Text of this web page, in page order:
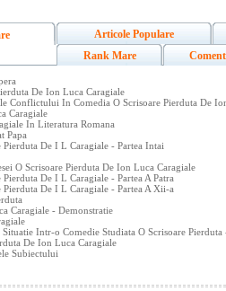
Articole Populare
Rank Mare
De Ion Luca Caragiale
Conflictului In Comedia O Scrisoare Pierduta De
Caragiale
In Literatura Romana
Papa
De I L Caragiale - Partea Intai
O Scrisoare Pierduta De Ion Luca Caragiale
De I L Caragiale - Partea A Patra
De I L Caragiale - Partea A Xii-a
Caragiale - Demonstratie
Intr-o Comedie Studiata O Scrisoare
De Ion Luca Caragiale
Subiectului